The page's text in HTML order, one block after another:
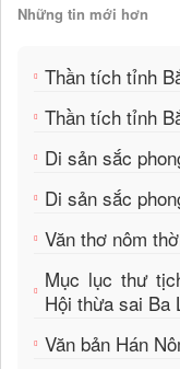
Những tin mới hơn
Thần tích tỉnh
Thần tích tỉnh
Di sản sắc
Di sản sắc
Văn thơ nôm
Mục lục thư
Hội thừa sai Ba
Văn bản Hán